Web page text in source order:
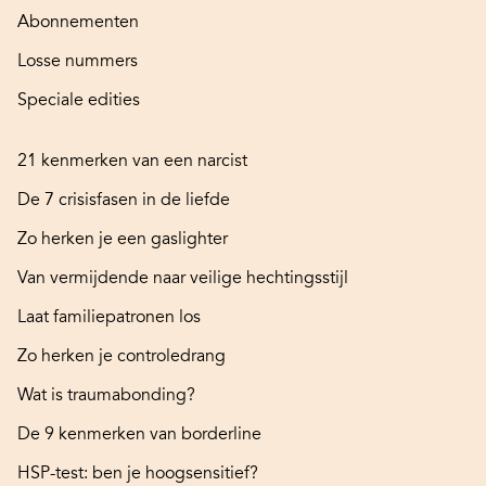
Abonnementen
Losse nummers
Speciale edities
21 kenmerken van een narcist
De 7 crisisfasen in de liefde
Zo herken je een gaslighter
Van vermijdende naar veilige hechtingsstijl
Laat familiepatronen los
Zo herken je controledrang
Wat is traumabonding?
De 9 kenmerken van borderline
HSP-test: ben je hoogsensitief?